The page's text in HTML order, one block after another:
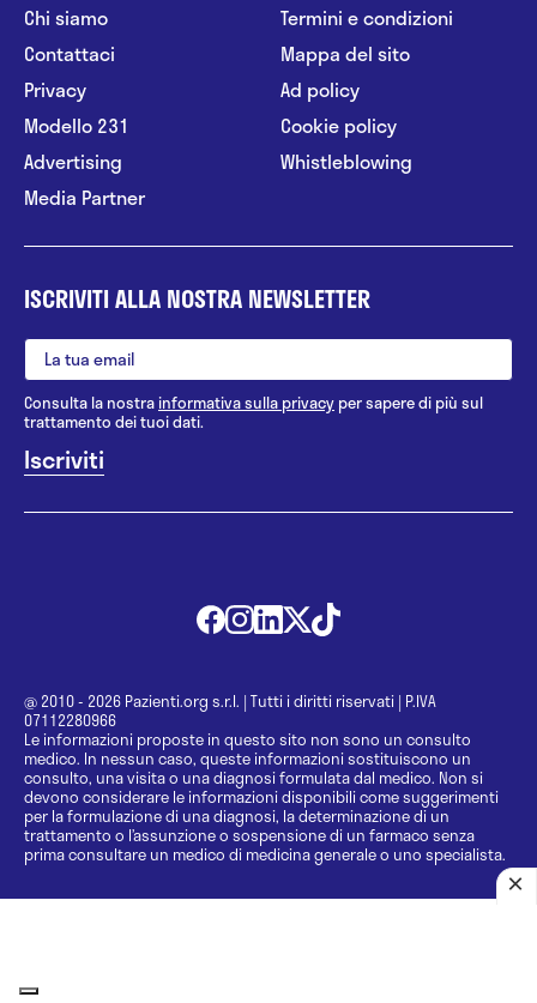
Chi siamo
Contattaci
Privacy
Modello 231
Advertising
Media Partner
Termini e condizioni
Mappa del sito
Ad policy
Cookie policy
Whistleblowing
ISCRIVITI ALLA NOSTRA NEWSLETTER
Consulta la nostrainformativa sulla privacy per sapere di più sul
trattamento dei tuoi dati.
@ 2010 - 2026 Pazienti.org s.r.l. | Tutti i diritti riservati | P.IVA
07112280966
Le informazioni proposte in questo sito non sono un consulto
medico. In nessun caso, queste informazioni sostituiscono un
consulto, una visita o una diagnosi formulata dal medico. Non si
devono considerare le informazioni disponibili come suggerimenti
per la formulazione di una diagnosi, la determinazione di un
trattamento o l’assunzione o sospensione di un farmaco senza
prima consultare un medico di medicina generale o uno specialista.